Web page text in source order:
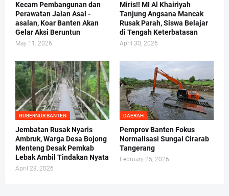
Kecam Pembangunan dan
Perawatan Jalan Asal -
asalan, Koar Banten Akan
Gelar Aksi Beruntun
May 11, 2026
Miris!! MI Al Khairiyah
Tanjung Angsana Mancak
Rusak Parah, Siswa Belajar
di Tengah Keterbatasan
April 30, 2026
GUBERNUR BANTEN
Jembatan Rusak Nyaris
Ambruk, Warga Desa Bojong
Menteng Desak Pemkab
Lebak Ambil Tindakan Nyata
April 28, 2026
DAERAH
Pemprov Banten Fokus
Normalisasi Sungai Cirarab
Tangerang
February 25, 2026